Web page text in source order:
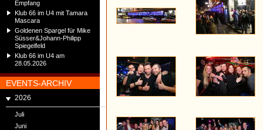
Empfang
Klub 66 im U4 mit Tamara
Mascara
Goldenen Spargel für Mike
Süsser&Johann-Philipp
Spiegelfeld
Klub 66 im U4 am
28.05.2026
EVENTS-ARCHIV
2026
Juli
Juni